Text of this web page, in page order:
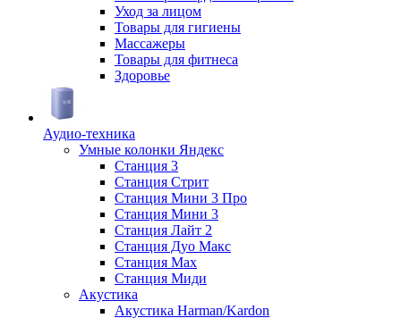
Уход за лицом
Товары для гигиены
Массажеры
Товары для фитнеса
Здоровье
Аудио-техника
Умные колонки Яндекс
Станция 3
Станция Стрит
Станция Мини 3 Про
Станция Мини 3
Станция Лайт 2
Станция Дуо Макс
Станция Max
Станция Миди
Акустика
Акустика Harman/Kardon